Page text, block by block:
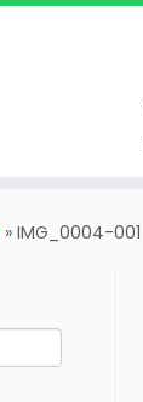
» IMG_0004-001